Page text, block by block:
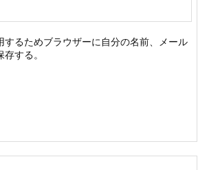
するためブラウザーに自分の名前、メール
する。